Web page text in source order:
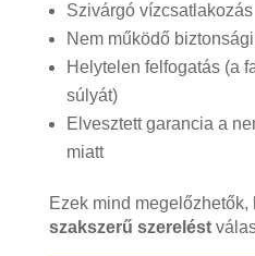
Szivárgó vízcsatlakozás
Nem működő
Helytelen felfogatás (a
súlyát)
Elvesztett garancia a
miatt
Ezek mind megelőzhetők,
szakszerű szerelést